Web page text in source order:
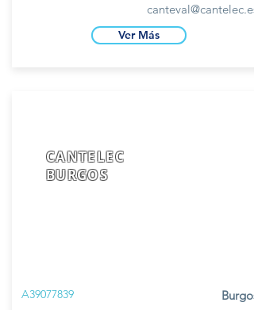
canteval@cantelec.es
Ver Más
CANTELEC
BURGOS
A39077839 Burgos